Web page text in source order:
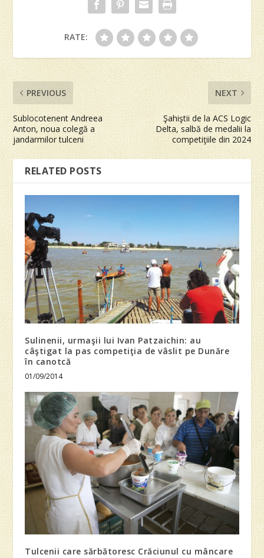
RATE:
PREVIOUS
Sublocotenent Andreea
Anton, noua colegă a
jandarmilor tulceni
NEXT
Şahiştii de la ACS Logic
Delta, salbă de medalii la
competiţiile din 2024
RELATED POSTS
Sulinenii, urmaşii lui Ivan Patzaichin: au
câştigat la pas competiţia de vâslit pe Dunăre
în canotcă
01/09/2014
Tulcenii care sărbătoresc Crăciunul cu mâncare